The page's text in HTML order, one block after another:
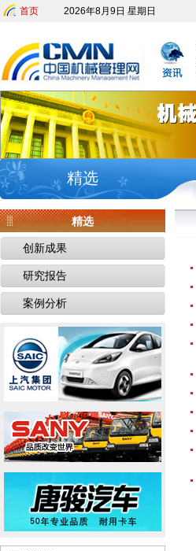
首页 2026年8月9日 星期日
精选
精选
创新成果
研究报告
案例分析